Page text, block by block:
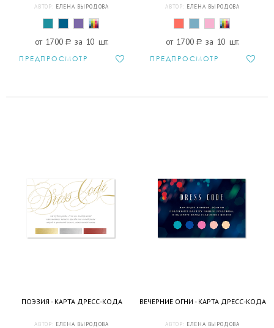
АВТОР: ЕЛЕНА ВЫРОДОВА
от 1700 a за 10 шт.
ПРЕДПРОСМОТР
АВТОР: ЕЛЕНА ВЫРОДОВА
от 1700 a за 10 шт.
ПРЕДПРОСМОТР
ПОЭЗИЯ - КАРТА ДРЕСС-КОДА
АВТОР: ЕЛЕНА ВЫРОДОВА
ВЕЧЕРНИЕ ОГНИ - КАРТА ДРЕСС-КОДА
АВТОР: ЕЛЕНА ВЫРОДОВА